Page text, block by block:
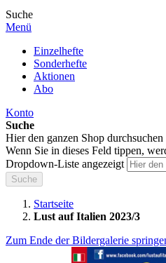
Suche
Menü
Einzelhefte
Sonderhefte
Aktionen
Abo
Konto
Suche
Hier den ganzen Shop durchsuchen
Wenn Sie in dieses Feld tippen,
Dropdown-Liste angezeigt
Suche
Startseite
Lust auf Italien 2023/3
Zum Ende der Bildergalerie